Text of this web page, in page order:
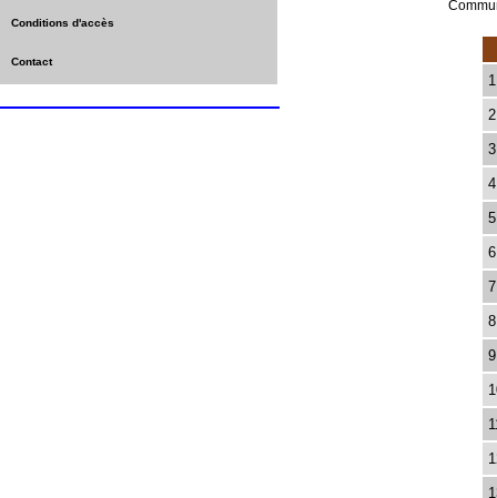
Conditions d'accès
Contact